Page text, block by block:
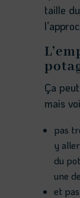
taille
Ça
mais
pas
y
du
une
et